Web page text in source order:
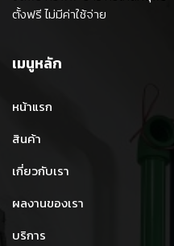
ตั้งฟรี ไม่มีค่าใช้จ่าย
เมนูหลัก
หน้าแรก
สินค้า
เกี่ยวกับเรา
ผลงานของเรา
บริการ